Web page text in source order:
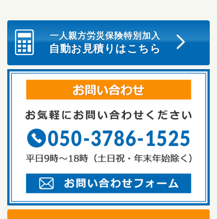
一人親方労災保険特別加入
自動お見積りはこちら